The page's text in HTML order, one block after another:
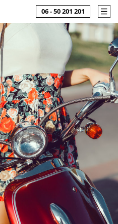
06 - 50 201 201